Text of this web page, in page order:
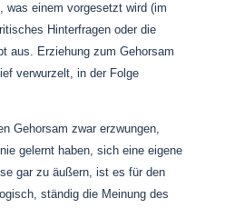
was einem vorgesetzt wird (im
Hinterfragen oder die
aus. Erziehung zum Gehorsam
verwurzelt, in der Folge
Gehorsam zwar erzwungen,
gelernt haben, sich eine eigene
gar zu äußern, ist es für den
ständig die Meinung des